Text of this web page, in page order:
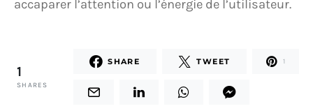
accaparer l’attention ou l’énergie de l’utilisateur.
1
SHARES
SHARE TWEET 1